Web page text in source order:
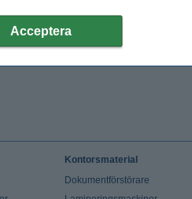
Kontorsmaterial
Dokumentförstörare
Acceptera